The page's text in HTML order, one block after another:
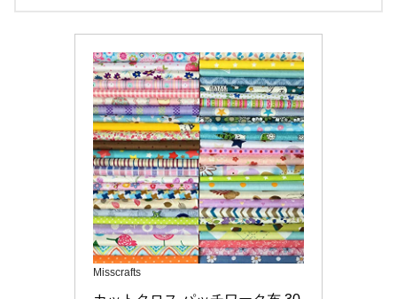
Misscrafts